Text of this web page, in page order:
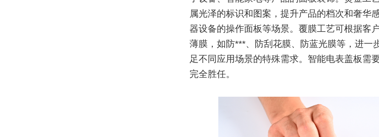
属光泽的标识和图案，提升产品的档次和奢华
器设备的操作面板等场景。覆膜工艺可根据客
薄膜，如防***、防刮花膜、防蓝光膜等，进一
足不同应用场景的特殊需求。智能电表盖板需
完全胜任。